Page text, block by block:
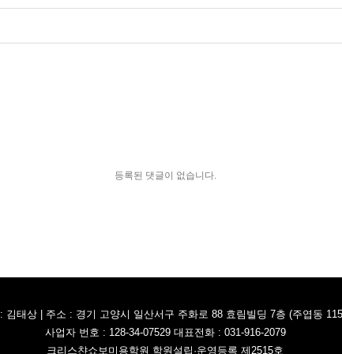
등록된 댓글이 없습니다.
김태상 | 주소 : 경기 고양시 일산서구 주화로 88 효림빌딩 7층 (주엽동
사업자 번호 : 128-34-07529 대표전화 : 031-916-2079
크리스챤쇼보미용학원 학원설립·운영등록 제2515호